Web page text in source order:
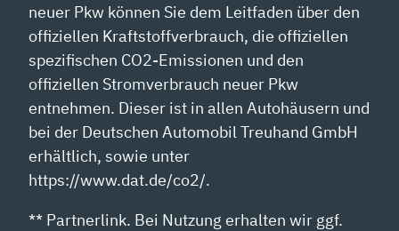
neuer Pkw können Sie dem Leitfaden über den
offiziellen Kraftstoffverbrauch, die offiziellen
spezifischen CO2-Emissionen und den
offiziellen Stromverbrauch neuer Pkw
entnehmen. Dieser ist in allen Autohäusern und
bei der Deutschen Automobil Treuhand GmbH
erhältlich, sowie unter
https://www.dat.de/co2/.
** Partnerlink. Bei Nutzung erhalten wir ggf.